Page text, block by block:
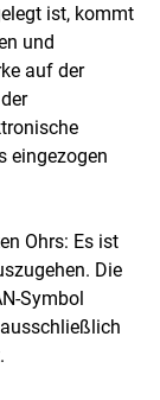
ist, kommt
und
auf der
eingezogen
Ohrs: Es ist
Die
Symbol